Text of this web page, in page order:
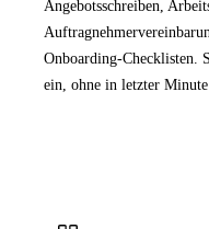
Angebotsschreiben,
Onboarding-Checklisten.
ein, ohne in letzter Minute